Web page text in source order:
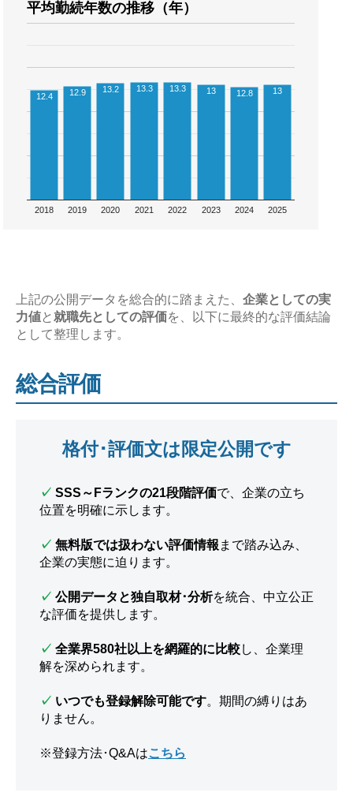
平均勤続年数の推移（年）
2018 2019 2020 2021 2022 2023 2024 2025
12.4 12.9 13.2 13.3 13.3 13 12.8 13
上記の公開データを総合的に踏まえた、 企業としての実
力値と就職先としての評価を、以下に最終的な評価結論
として整理します。
総合評価
格付･評価文は限定公開です
✓ SSS～Fランクの21段階評価で、企業の立ち
位置を明確に示します。
✓ 無料版では扱わない評価情報 まで踏み込み、
企業の実態に迫ります。
✓ 公開データと独自取材･分析を統合、中立公正
な評価を提供します。
✓ 全業界580社以上を網羅的に比較し、企業理
解を深められます。
✓ いつでも登録解除可能です。期間の縛りはあ
りません。
※登録方法･Q&Aはこちら